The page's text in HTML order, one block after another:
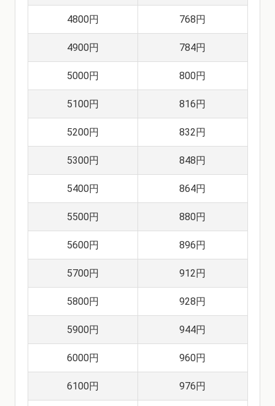
4800円 768円
4900円 784円
5000円 800円
5100円 816円
5200円 832円
5300円 848円
5400円 864円
5500円 880円
5600円 896円
5700円 912円
5800円 928円
5900円 944円
6000円 960円
6100円 976円